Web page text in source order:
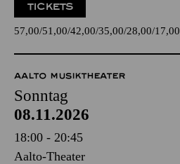
TICKETS
57,00 51,00 42,00 35,00 28,00 17,00
AALTO MUSIKTHEATER
Sonntag
08.11.2026
18:00 - 20:45
Aalto-Theater